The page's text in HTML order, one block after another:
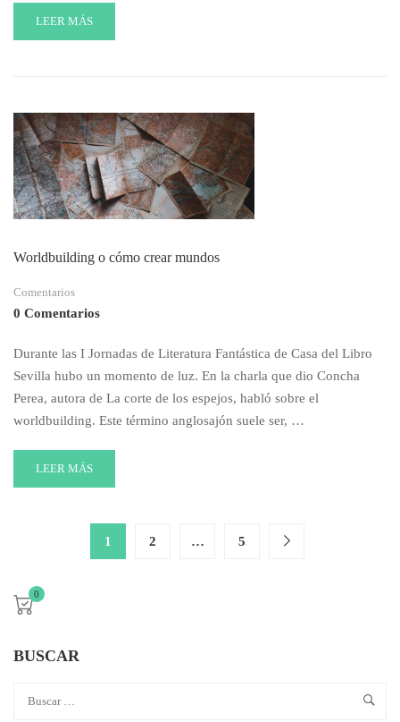
READ
MORE
TIPOS
Y
ESCRITURA
CORRECTA
LEER MÁS
Worldbuilding o cómo crear mundos
Comentarios
0 Comentarios
Durante las I Jornadas de Literatura Fantástica de Casa del Libro
Sevilla hubo un momento de luz. En la charla que dio Concha
Perea, autora de La corte de los espejos, habló sobre el
worldbuilding. Este término anglosajón suele ser, …
READ
MORE
WORLDBUILDING
MUNDOS
LEER MÁS
1 2 … 5
0
BUSCAR